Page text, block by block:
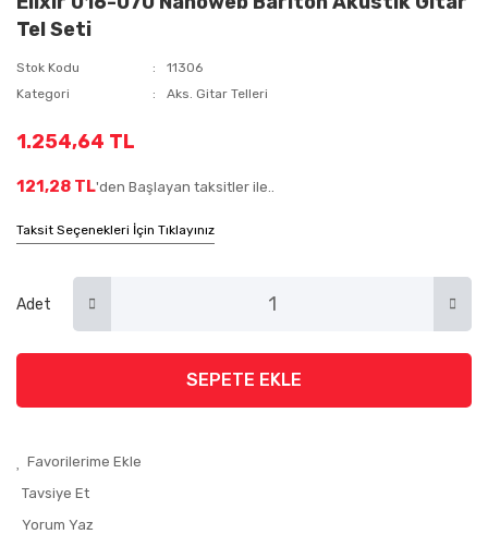
Tel Seti
Stok Kodu
11306
Kategori
Aks. Gitar Telleri
1.254,64 TL
121,28 TL'den Başlayan taksitler ile..
Taksit Seçenekleri İçin Tıklayınız
Adet
SEPETE EKLE
Tavsiye Et
Yorum Yaz